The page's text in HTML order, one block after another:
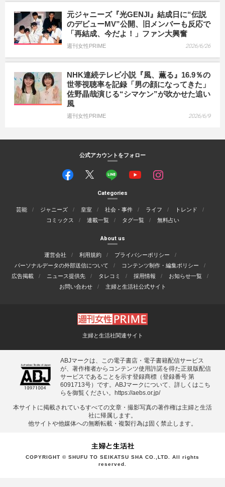
元ジャニーズ『光GENJI』結成日に“伝説
のデビューMV”公開、旧メンバーも反応で
「再結成、今だよ！」ファン大興奮
週刊女性PRIME 2026/6/26
NHK連続テレビ小説『風、薫る』16.9％の
世帯視聴率を記録「男の顔になってきた」
佐野晶哉演じる“シマケン”が吹かせた追い
風
週刊女性PRIME 2026/6/9
公式アカウントをフォロー
Categories
芸能 ジャニーズ 皇室 社会・事件 ライフ
トレンド
コミックス
連載一覧 タグ一覧 無料占い
About us
運営会社 利用規約
プライバシーポリシー
パーソナルデータの外部送信について
コンテンツ制作・編集ポリシー
広告掲載
ニュース提供先 タレコミ 採用情報
お知らせ一覧
お問い合わせ
主婦と生活社公式サイト
主婦と生活社関連サイト
ABJマークは、この電子書店・電子書籍配信サービス
が、著作権者からコンテンツ使用許諾を得た正規版配信
サービスであることを示す登録商標（登録番号 第
6091713号）です。ABJマークについて、詳しくはこち
らを御覧ください。
https://aebs.or.jp/
本サイトに掲載されているすべての⽂章・撮影写真の著作権は主婦と⽣活
社に帰属します。
他サイトや他媒体への無断転載・複製⾏為は固く禁⽌します。
COPYRIGHT © SHUFU TO SEIKATSU SHA CO.,LTD. All rights
reserved.